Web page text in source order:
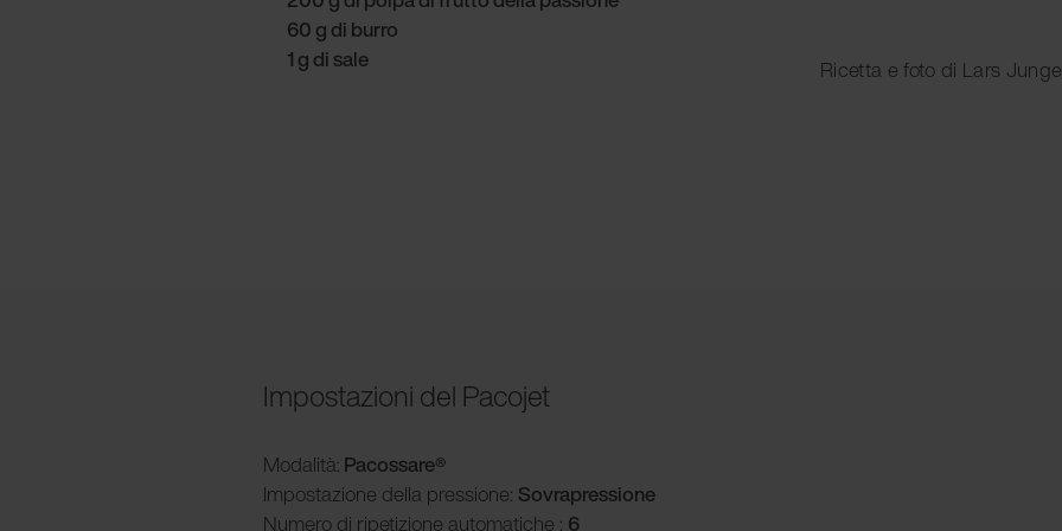
60 g di burro
1 g di sale
Ricetta e foto di Lars
Impostazioni del Pacojet
Modalità: Pacossare®
Impostazione della pressione: Sovrapressione
Numero di ripetizione automatiche : 6